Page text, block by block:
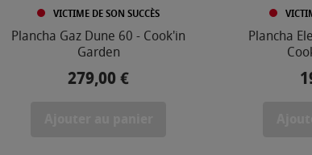
VICTIME DE SON SUCCÈS
Plancha Gaz Dune 60 - Cook'in
Garden
Prix
279,00 €
Plancha